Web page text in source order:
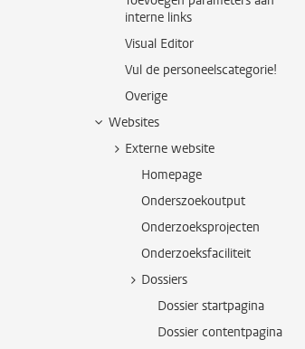
interne links
Visual Editor
Vul de personeelscategorie!
Overige
Websites
Externe website
Homepage
Onderszoekoutput
Onderzoeksprojecten
Onderzoeksfaciliteit
Dossiers
Dossier startpagina
Dossier contentpagina